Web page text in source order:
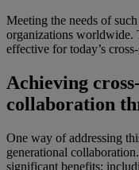
Meeting the needs of
organizations worldwide.
effective for today’s
Achieving
collaboration
One way of addressing
generational
significant benefits;